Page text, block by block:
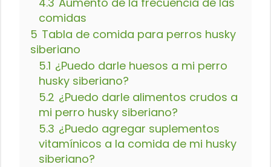
comidas
5 Tabla de comida para perros husky
siberiano
5.1 ¿Puedo darle huesos a mi perro
husky siberiano?
5.2 ¿Puedo darle alimentos crudos a
mi perro husky siberiano?
5.3 ¿Puedo agregar suplementos
vitamínicos a la comida de mi husky
siberiano?